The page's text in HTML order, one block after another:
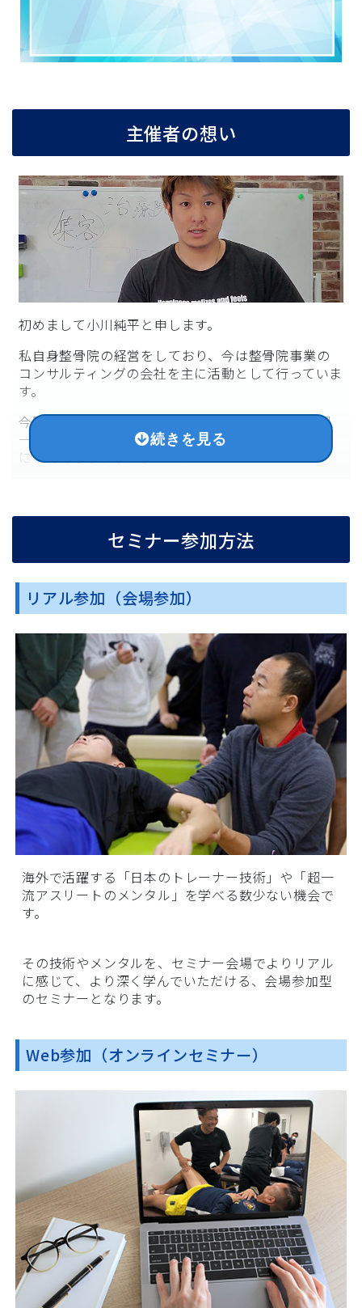
主催者の想い
初めまして小川純平と申します。
私自身整骨院の経営をしており、今は整骨院事業の
コンサルティングの会社を主に活動として行っていま
す。
今回「海外で活躍する日本のトレーナー技術」「超
一流のアスリートのメンタル」を少しでも多くの方
に学んでもらう事によって、
トレーナーという職業に付きたいと思ってもらえる
そして日々学生アスリートを支える
整骨院や治療院の皆様が、最高の技術を提供するこ
とで「学生アスリートのパフォーマンスが向上す
る」ことによって「日本アスリートの未来、治療院
業界の未来がより良い形になる」と思っています。
そこで今回学生無料（高校生・柔整鍼灸学生）にし
学びの場を設けさせていただきました。
世界で通用するトレーナー技術と一流のメンタル
は、治療院経営においても考えさせられる内容とな
っておりますので治療院業界の方も是非参加されて
ください。
小川純平
セミナー参加方法
リアル参加（会場参加）
海外で活躍する「日本のトレーナー技術」や「超一
流アスリートのメンタル」を学べる数少ない機会で
す。
その技術やメンタルを、セミナー会場でよりリアル
に感じて、より深く学んでいただける、会場参加型
のセミナーとなります。
Web参加（オンラインセミナー）